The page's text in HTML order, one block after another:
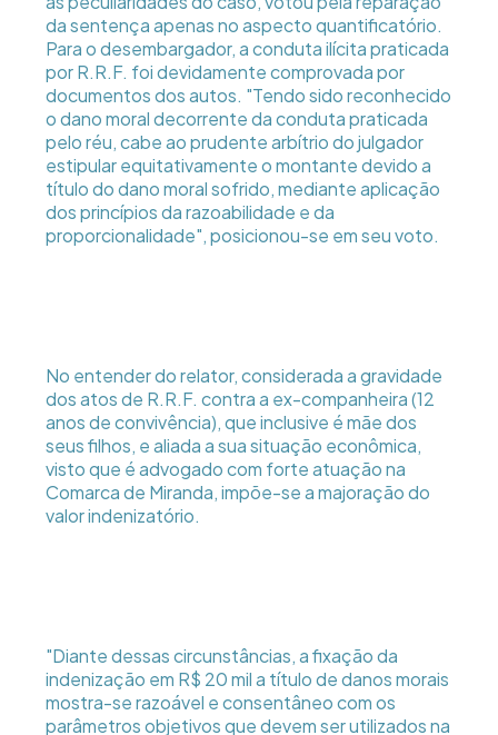
da sentença apenas no aspecto quantificatório.
Para o desembargador, a conduta ilícita praticada
por R.R.F. foi devidamente comprovada por
documentos dos autos. "Tendo sido reconhecido
o dano moral decorrente da conduta praticada
pelo réu, cabe ao prudente arbítrio do julgador
estipular equitativamente o montante devido a
título do dano moral sofrido, mediante aplicação
dos princípios da razoabilidade e da
proporcionalidade", posicionou-se em seu voto.
No entender do relator, considerada a gravidade
dos atos de R.R.F. contra a ex-companheira (12
anos de convivência), que inclusive é mãe dos
seus filhos, e aliada a sua situação econômica,
visto que é advogado com forte atuação na
Comarca de Miranda, impõe-se a majoração do
valor indenizatório.
"Diante dessas circunstâncias, a fixação da
indenização em R$ 20 mil a título de danos morais
mostra-se razoável e consentâneo com os
parâmetros objetivos que devem ser utilizados na